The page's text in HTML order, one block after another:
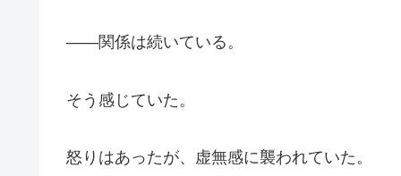
――関係は続いている。
そう感じていた。
怒りはあったが、虚無感に襲われていた。